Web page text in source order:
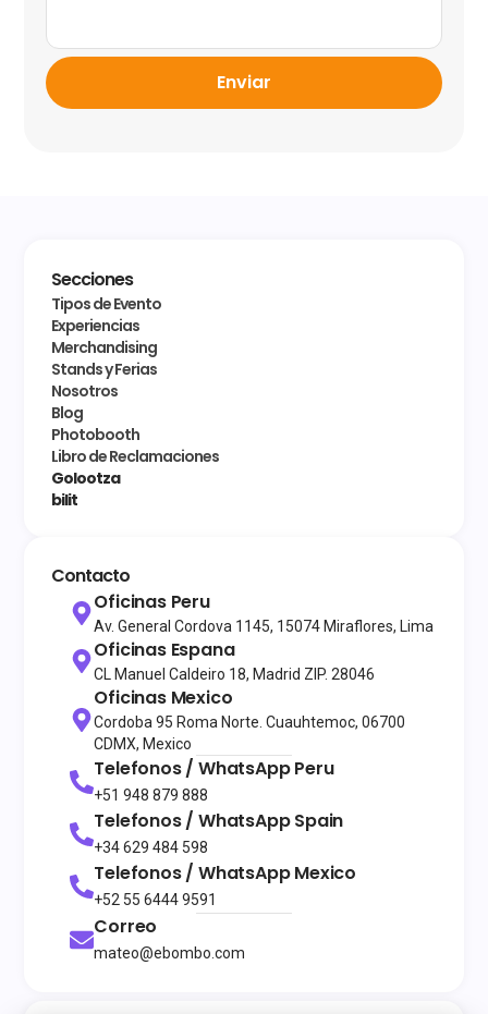
Enviar
Secciones
Tipos de Evento
Experiencias
Merchandising
Stands y Ferias
Nosotros
Blog
Photobooth
Libro de Reclamaciones
Golootza
bilit
Contacto
Oficinas Peru
Av. General Cordova 1145, 15074 Miraflores, Lima
Oficinas Espana
CL Manuel Caldeiro 18, Madrid ZIP. 28046
Oficinas Mexico
Cordoba 95 Roma Norte. Cuauhtemoc, 06700
CDMX, Mexico
Telefonos / WhatsAppPeru
+51 948 879 888
Telefonos / WhatsAppSpain
+34 629 484 598
Telefonos / WhatsAppMexico
+52 55 6444 9591
Correo
mateo@ebombo.com